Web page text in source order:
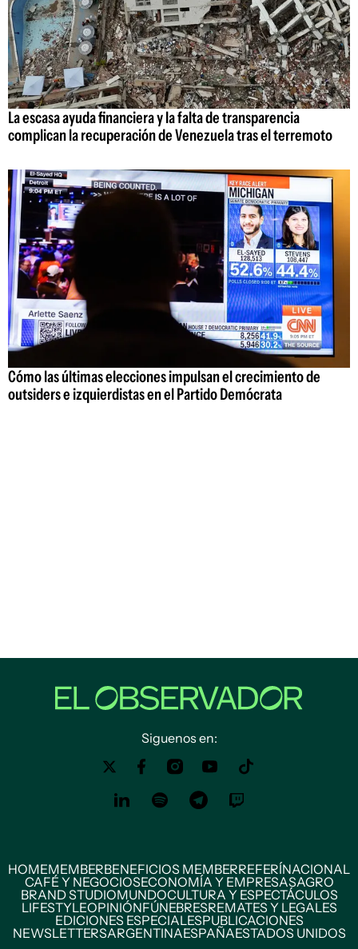
La escasa ayuda financiera y la falta de transparencia
complican la recuperación de Venezuela tras el terremoto
Cómo las últimas elecciones impulsan el crecimiento de
outsiders e izquierdistas en el Partido Demócrata
Siguenos en:
HOMEMEMBERBENEFICIOS MEMBERREFERÍNACIONAL
CAFÉ Y NEGOCIOSECONOMÍA Y EMPRESASAGRO
BRAND STUDIOMUNDOCULTURA Y ESPECTÁCULOS
LIFESTYLEOPINIÓNFÚNEBRESREMATES Y LEGALES
EDICIONES ESPECIALESPUBLICACIONES
NEWSLETTERSARGENTINAESPAÑAESTADOS UNIDOS